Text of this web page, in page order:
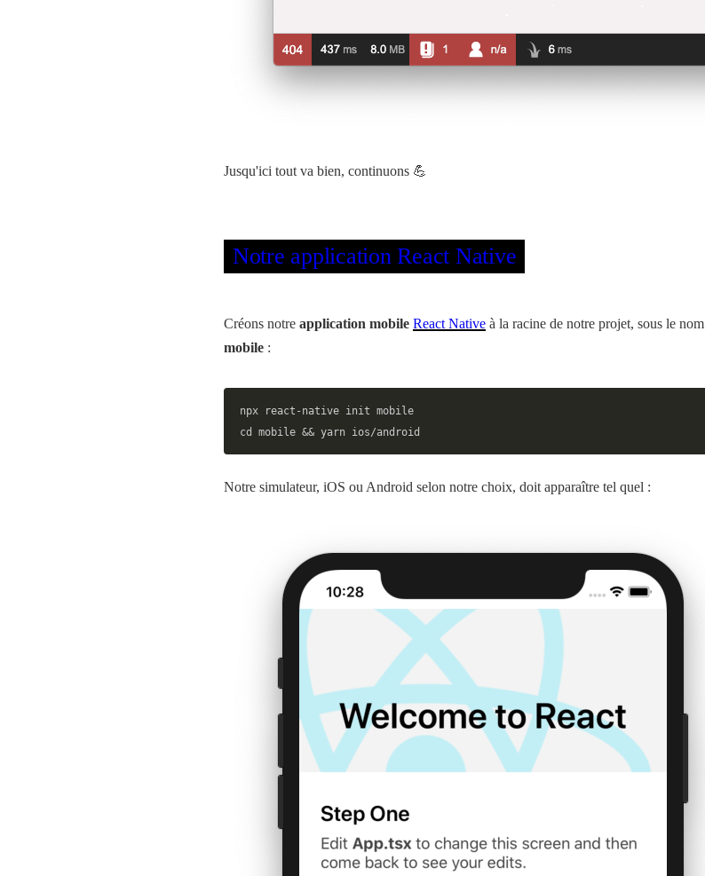
Jusqu'ici tout va bien, continuons 💪
Notre application React Native
Créons notre application mobile React Native à la racine de notre projet, sous le nom
mobile :
npx react-native init mobile
cd mobile && yarn ios/android
Notre simulateur, iOS ou Android selon notre choix, doit apparaître tel quel :